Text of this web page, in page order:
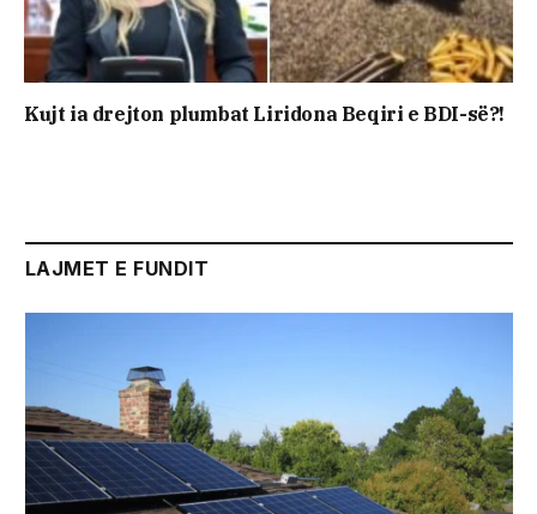
Kujt ia drejton plumbat Liridona Beqiri e BDI-së?!
LAJMET E FUNDIT